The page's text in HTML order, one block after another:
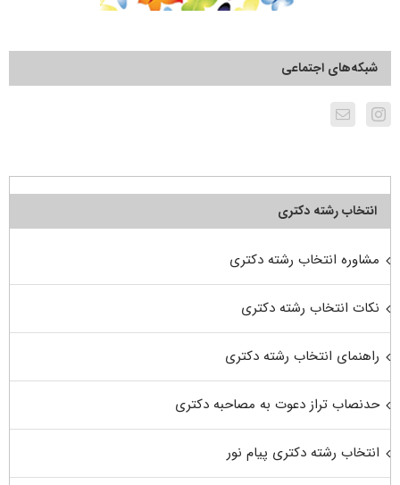
شبکه‌های اجتماعی
انتخاب رشته دکتری
مشاوره انتخاب رشته دکتری
نکات انتخاب رشته دکتری
راهنمای انتخاب رشته دکتری
حدنصاب تراز دعوت به مصاحبه دکتری
انتخاب رشته دکتری پیام نور